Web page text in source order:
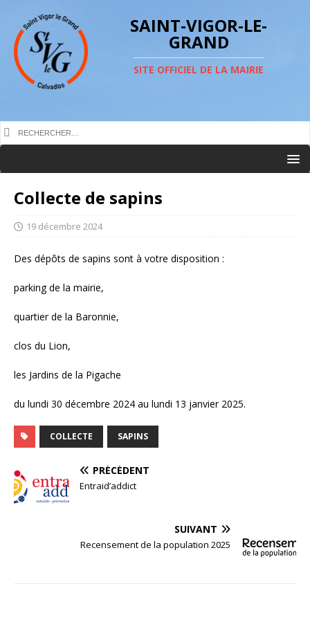
SAINT-VIGOR-LE-
GRAND
SITE OFFICIEL DE LA MAIRIE
Collecte de sapins
19 décembre 2024
Des dépôts de sapins sont à votre disposition :
parking de la mairie,
quartier de la Baronnie,
clos du Lion,
les Jardins de la Pigache
du lundi 30 décembre 2024 au lundi 13 janvier 2025.
COLLECTE SAPINS
PRÉCÉDENT
Entraid’addict
SUIVANT
Recensement de la population 2025